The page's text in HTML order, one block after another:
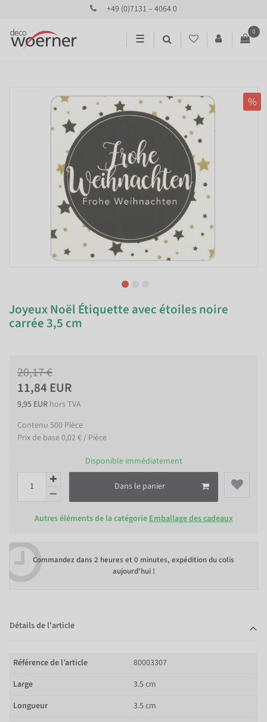
+49 (0)7131 – 4064 0
☰
0
%
Joyeux Noël Étiquette avec étoiles noire
carrée 3,5 cm
20,17 €
11,84 EUR
9,95 EUR hors TVA
Contenu 500 Pièce
Prix de base0,02 € / Pièce
Disponible immédiatement
Dans le panier
Autres éléments de la catégorie Emballage des cadeaux
Commandez dans 2 heures et 0 minutes, expédition du colis
aujourd'hui !
Détails de l'article
Référence de l’article
80003307
Large
3.5 cm
Longueur
3.5 cm